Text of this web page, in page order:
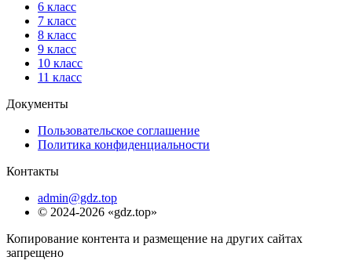
6 класс
7 класс
8 класс
9 класс
10 класс
11 класс
Документы
Пользовательское соглашение
Политика конфиденциальности
Контакты
admin@gdz.top
© 2024-2026 «gdz.top»
Копирование контента и размещение на других сайтах
запрещено